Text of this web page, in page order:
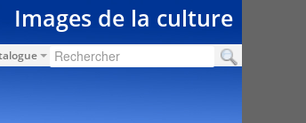
Images de la culture